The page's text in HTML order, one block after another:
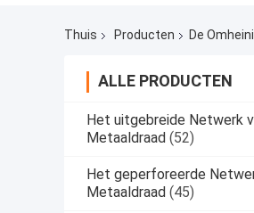
Thuis Producten De
ALLE PRODUCTEN
Het uitgebreide Netwerk
Metaaldraad (52)
Het geperforeerde
Metaaldraad (45)